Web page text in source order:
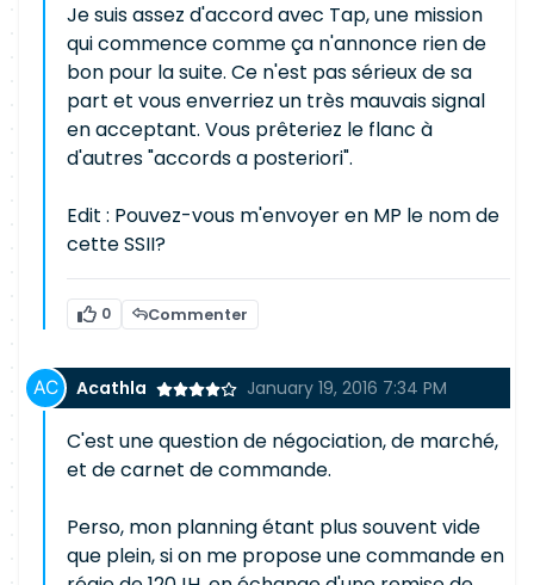
Je suis assez d'accord avec Tap, une mission
qui commence comme ça n'annonce rien de
bon pour la suite. Ce n'est pas sérieux de sa
part et vous enverriez un très mauvais signal
en acceptant. Vous prêteriez le flanc à
d'autres "accords a posteriori".
Edit : Pouvez-vous m'envoyer en MP le nom de
cette SSII?
0 Commenter
Acathla January 19, 2016 7:34 PM
C'est une question de négociation, de marché,
et de carnet de commande.
Perso, mon planning étant plus souvent vide
que plein, si on me propose une commande en